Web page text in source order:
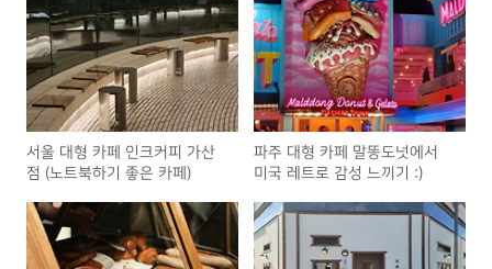
서울 대형 카페 인크커피 가산
점 (노트북하기 좋은 카페)
파주 대형 카페 말똥도넛에서
미국 레트로 감성 느끼기 :)